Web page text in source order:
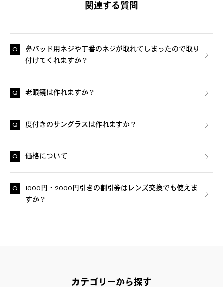
関連する質問
鼻パッド用ネジや丁番のネジが取れてしまったので取り
付けてくれますか？
老眼鏡は作れますか？
度付きのサングラスは作れますか？
価格について
1000円・2000円引きの割引券はレンズ交換でも使えま
すか？
カテゴリーから探す